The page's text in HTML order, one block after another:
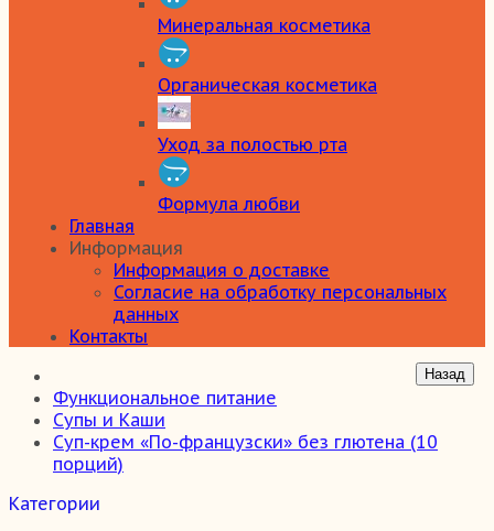
Минеральная косметика
Органическая косметика
Уход за полостью рта
Формула любви
Главная
Информация
Информация о доставке
Согласие на обработку персональных
данных
Контакты
Функциональное питание
Супы и Каши
Суп-крем «По-французски» без глютена (10
порций)
Категории